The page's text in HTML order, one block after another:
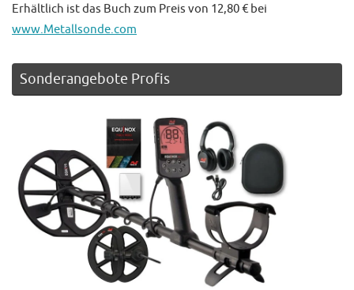
Erhältlich ist das Buch zum Preis von 12,80 € bei
www.Metallsonde.com
Sonderangebote Profis